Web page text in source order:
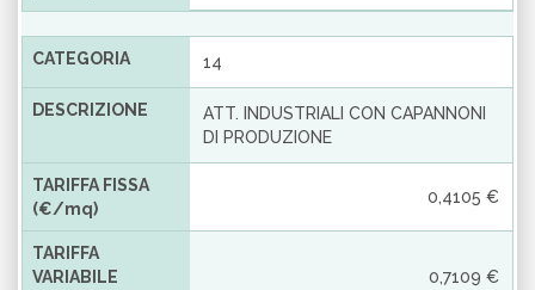
CATEGORIA 14
DESCRIZIONE
ATT. INDUSTRIALI CON CAPANNONI
DI PRODUZIONE
TARIFFA FISSA
(€/mq)
0,4105 €
TARIFFA
VARIABILE
0,7109 €